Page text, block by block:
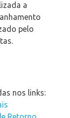
a
pelo
nos links: